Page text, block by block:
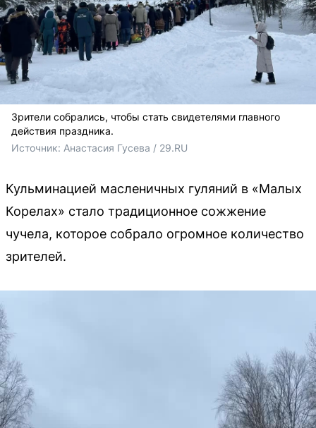
Зрители собрались, чтобы стать свидетелями главного
действия праздника.
Источник: Анастасия Гусева / 29.RU
Кульминацией масленичных гуляний в «Малых
Корелах» стало традиционное сожжение
чучела, которое собрало огромное количество
зрителей.